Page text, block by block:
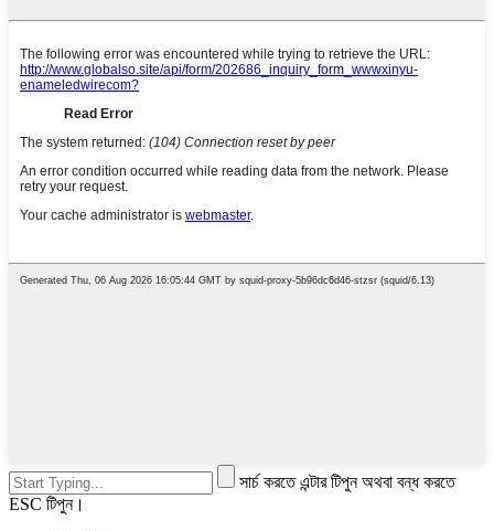
সার্চ করতে এন্টার টিপুন অথবা বন্ধ করতে
ESC টিপুন।